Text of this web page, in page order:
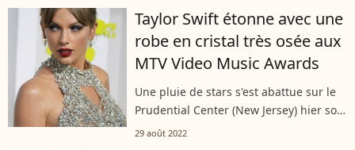
European Music Awards à Düsseldorf,
une soirée marquée...
Taylor Swift étonne avec une
robe en cristal très osée aux
MTV Video Music Awards
Une pluie de stars s'est abattue sur le
Prudential Center (New Jersey) hier soir
à l'occasion des Video Music Awards.
29 août 2022